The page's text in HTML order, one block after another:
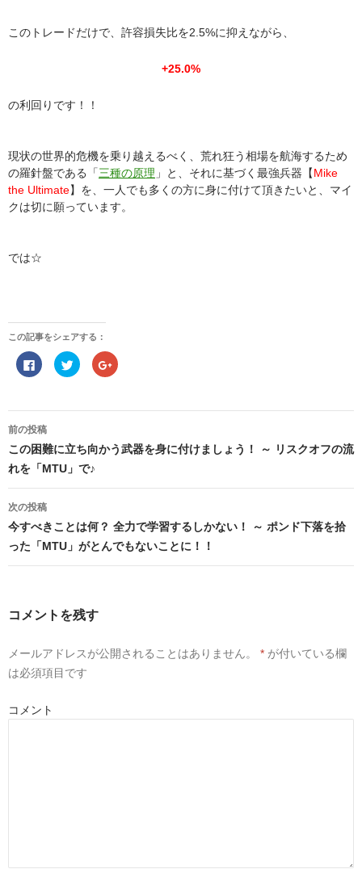
このトレードだけで、許容損失比を2.5%に抑えながら、
+25.0%
の利回りです！！
現状の世界的危機を乗り越えるべく、荒れ狂う相場を航海するため
の羅針盤である「三種の原理 」と、それに基づく最強兵器【Mike
the Ultimate】を、一人でも多くの方に身に付けて頂きたいと、マイ
クは切に願っています。
では☆
この記事をシェアする：
F
a
o
k
共
す
に
ク
ッ
し
く
新
し
ィ
ド
ウ
き
ま
ク
リ
て
t
e
で
新
い
ィ
開
き
ク
リ
て
g
で
新
い
ィ
)
稿
ビ
ゲ
ョ
ン
前の投稿
この困難に立ち向かう武器を身に付けましょう！ ～ リスクオフの流
れを「MTU」で♪
次の投稿
今すべきことは何？ 全力で学習するしかない！ ～ ポンド下落を拾
った「MTU」がとんでもないことに！！
コメントを残す
メールアドレスが公開されることはありません。 * が付いている欄
は必須項目です
コメント